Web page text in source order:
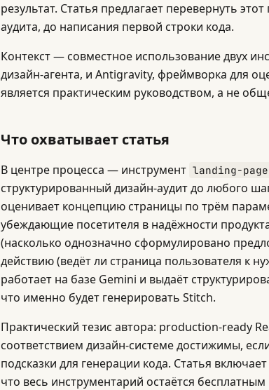
результат. Статья предлагает перевернуть
аудита, до написания первой строки кода.
Контекст — совместное использование двух
дизайн-агента, и Antigravity, фреймворка для
является практическим руководством, а не
Что охватывает статья
В центре процесса — инструмент landing-
структурированный дизайн-аудит до любого
оценивает концепцию страницы по трём
убеждающие посетителя в надёжности
(насколько однозначно сформулировано
действию (ведёт ли страница пользователя к
работает на базе Gemini и выдаёт
что именно будет генерировать Stitch.
Практический тезис автора: production-ready
соответствием дизайн-системе достижимы,
подсказки для генерации кода. Статья
что весь инструментарий остаётся